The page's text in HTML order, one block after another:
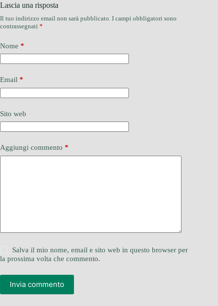
Lascia una risposta
Il tuo indirizzo email non sarà pubblicato. I campi obbligatori sono
contrassegnati *
Nome *
Email *
Sito web
Aggiungi commento *
Salva il mio nome, email e sito web in questo browser per
la prossima volta che commento.
Invia commento